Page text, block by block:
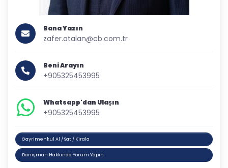
Bana Yazın
zafer.atalan@cb.com.tr
Beni Arayın
+905325453995
Whatsapp'dan Ulaşın
+905325453995
Gayrimenkul Al / Sat / Kirala
Danışman Hakkında Yorum Yapın